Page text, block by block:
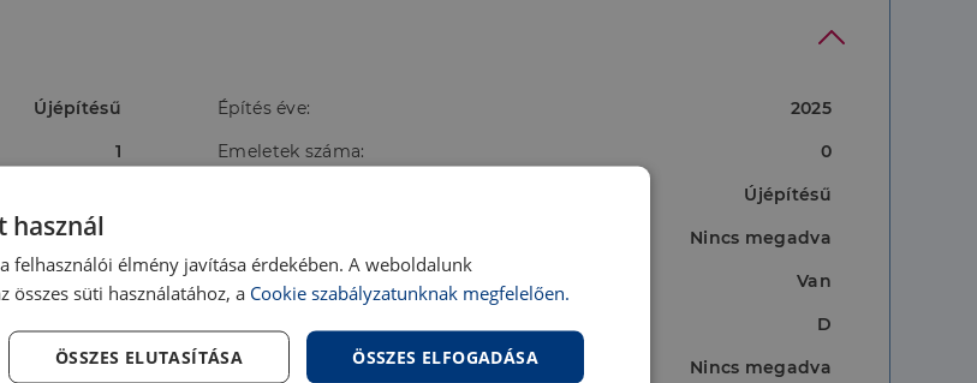
Újépítésű Építés éve:
2025
1 Emeletek száma:
0
Újépítésű
Újépítésű
Nincs megadva
Nincs Erkély/Terasz:
Van
D
hűtés-
Energetikai besorolás: Nincs megadva
használ
felhasználói élmény javítása érdekében. A weboldalunk
összes süti használatához, a Cookie szabályzatunknak megfelelően.
ÖSSZES ELFOGADÁSA
ÖSSZES ELUTASÍTÁSA